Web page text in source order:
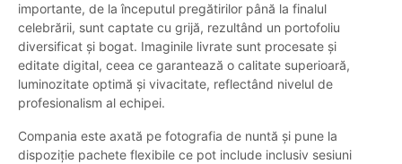
importante, de la începutul pregătirilor până la finalul
celebrării, sunt captate cu grijă, rezultând un portofoliu
diversificat și bogat. Imaginile livrate sunt procesate și
editate digital, ceea ce garantează o calitate superioară,
luminozitate optimă și vivacitate, reflectând nivelul de
profesionalism al echipei.
Compania este axată pe fotografia de nuntă și pune la
dispoziție pachete flexibile ce pot include inclusiv sesiuni